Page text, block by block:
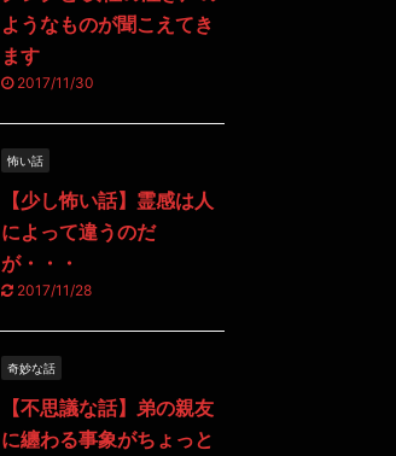
ようなものが聞こえてき
ます
2017/11/30
怖い話
【少し怖い話】霊感は人
によって違うのだ
が・・・
2017/11/28
奇妙な話
【不思議な話】弟の親友
に纏わる事象がちょっと